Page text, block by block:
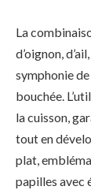
La
d’oignon,
symphonie
bouchée.
la cuisson,
tout en
plat,
papilles avec